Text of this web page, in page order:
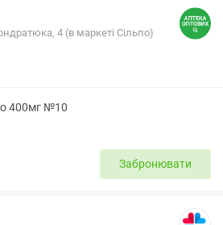
4 (в маркеті Сільпо)
о 400мг №10
Забронювати